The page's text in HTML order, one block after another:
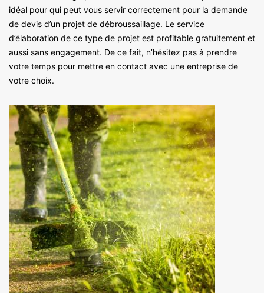
idéal pour qui peut vous servir correctement pour la demande
de devis d’un projet de débroussaillage. Le service
d’élaboration de ce type de projet est profitable gratuitement et
aussi sans engagement. De ce fait, n’hésitez pas à prendre
votre temps pour mettre en contact avec une entreprise de
votre choix.